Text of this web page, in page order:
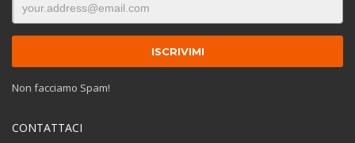
Non facciamo Spam!
CONTATTACI